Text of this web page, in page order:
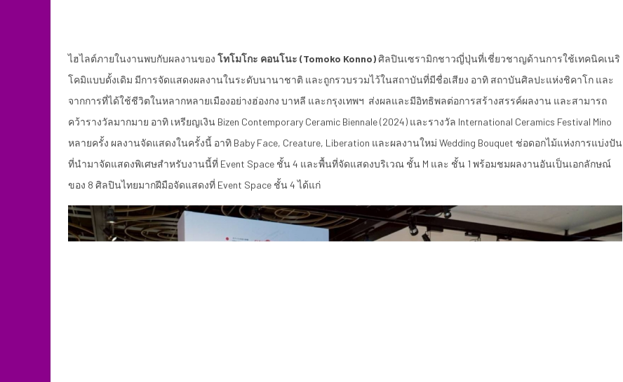
ไฮไลต์ภายในงานพบกับผลงานของ โทโมโกะ คอนโนะ (Tomoko Konno)ศิลปินเซรามิกชาวญี่ปุ่นที่เชี่ยวชาญด้านการใช้เทคนิคเนริ
โคมิแบบดั้งเดิม มีการจัดแสดงผลงานในระดับนานาชาติ และถูกรวบรวมไว้ในสถาบันที่มีชื่อเสียง อาทิ สถาบันศิลปะแห่งชิคาโก และ
จากการที่ได้ใช้ชีวิตในหลากหลายเมืองอย่างฮ่องกง บาหลี และกรุงเทพฯ ส่งผลและมีอิทธิพลต่อการสร้างสรรค์ผลงาน และสามารถ
คว้ารางวัลมากมาย อาทิ เหรียญเงิน Bizen Contemporary Ceramic Biennale (2024) และรางวัล International Ceramics Festival Mino
หลายครั้ง ผลงานจัดแสดงในครั้งนี้ อาทิ Baby Face, Creature, Liberation และผลงานใหม่ Wedding Bouquet ช่อดอกไม้แห่งการแบ่งปัน
ที่นำมาจัดแสดงพิเศษสำหรับงานนี้ที่ Event Space ชั้น 4 และพื้นที่จัดแสดงบริเวณ ชั้น M และ ชั้น 1 พร้อมชมผลงานอันเป็นเอกลักษณ์
ของ 8 ศิลปินไทยมากฝีมือจัดแสดงที่ Event Space ชั้น 4 ได้แก่